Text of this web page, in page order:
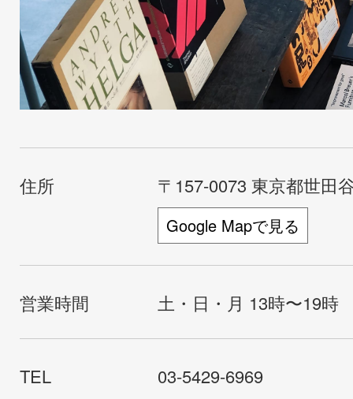
住所 〒157-0073 東京都世田
Google Mapで見る
営業時間 土・日・月 13時〜19時
TEL 03-5429-6969